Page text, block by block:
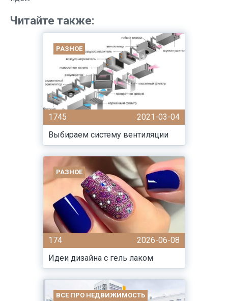
Читайте также:
РАЗНОЕ
1745
2021-03-04
Выбираем систему вентиляции
РАЗНОЕ
174
2026-06-08
Идеи дизайна с гель лаком
ВСЕ ПРО НЕДВИЖИМОСТЬ